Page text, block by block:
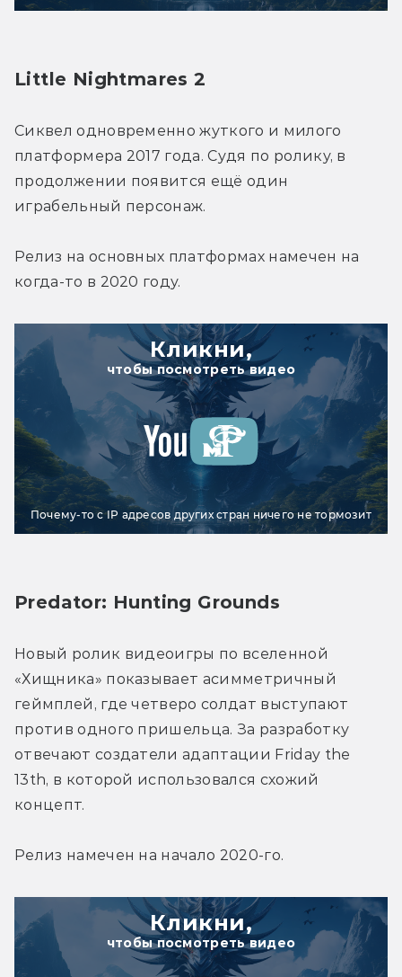
Little Nightmares 2
Сиквел одновременно жуткого и милого
платформера 2017 года. Судя по ролику, в
продолжении появится ещё один
играбельный персонаж.
Релиз на основных платформах намечен на
когда-то в 2020 году.
Кликни,
чтобы посмотреть видео
Почему-то с IP адресов других стран ничего не тормозит
Predator: Hunting Grounds
Новый ролик видеоигры по вселенной
«Хищника» показывает асимметричный
геймплей, где четверо солдат выступают
против одного пришельца. За разработку
отвечают создатели адаптации Friday the
13th, в которой использовался схожий
концепт.
Релиз намечен на начало 2020-го.
Кликни,
чтобы посмотреть видео